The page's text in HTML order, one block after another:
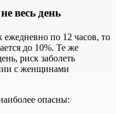
весь день
по 12 часов, то
до 10%. Те же
риск заболеть
с женщинами
опасны: